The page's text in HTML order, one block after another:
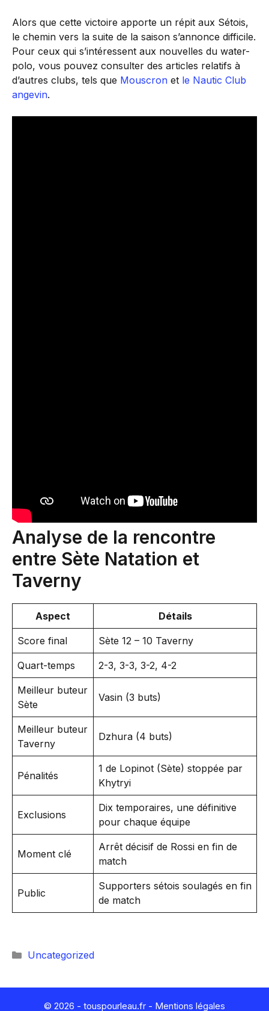
Alors que cette victoire apporte un répit aux Sétois,
le chemin vers la suite de la saison s’annonce difficile.
Pour ceux qui s’intéressent aux nouvelles du water-
polo, vous pouvez consulter des articles relatifs à
d’autres clubs, tels que Mouscron et le Nautic Club
angevin.
Analyse de la rencontre
entre Sète Natation et
Taverny
Aspect Détails
Score final Sète 12 – 10 Taverny
Quart-temps 2-3, 3-3, 3-2, 4-2
Meilleur buteur
Sète
Vasin (3 buts)
Meilleur buteur
Taverny
Dzhura (4 buts)
Pénalités
1 de Lopinot (Sète) stoppée par
Khytryi
Exclusions
Dix temporaires, une définitive
pour chaque équipe
Moment clé
Arrêt décisif de Rossi en fin de
match
Public
Supporters sétois soulagés en fin
de match
Catégories
Uncategorized
© 2026 - touspourleau.fr - Mentions légales